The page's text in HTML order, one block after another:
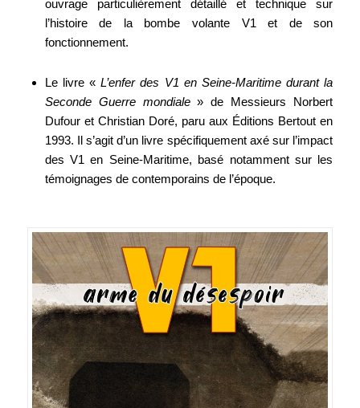
ouvrage particulièrement détaillé et technique sur
l’histoire de la bombe volante V1 et de son
fonctionnement.
Le livre «L’enfer des V1 en Seine-Maritime durant la
Seconde Guerre mondiale» de Messieurs Norbert
Dufour et Christian Doré, paru aux Éditions Bertout en
1993. Il s’agit d’un livre spécifiquement axé sur l’impact
des V1 en Seine-Maritime, basé notamment sur les
témoignages de contemporains de l’époque.